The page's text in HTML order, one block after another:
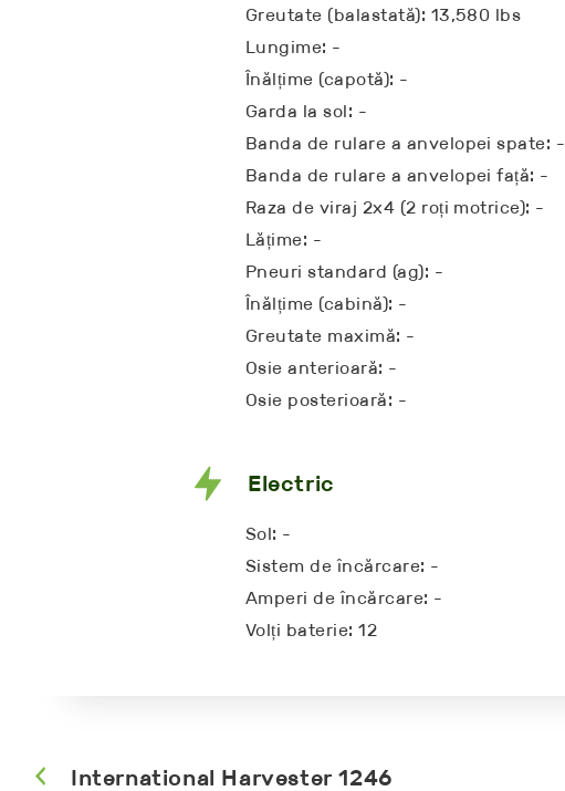
Greutate (balastată): 13,580 lbs
Lungime: -
Înălțime (capotă): -
Garda la sol: -
Banda de rulare a anvelopei spate: -
Banda de rulare a anvelopei față: -
Raza de viraj 2x4 (2 roți motrice): -
Lățime: -
Pneuri standard (ag): -
Înălțime (cabină): -
Greutate maximă: -
Osie anterioară: -
Osie posterioară: -
Electric
Sol: -
Sistem de încărcare: -
Amperi de încărcare: -
Volți baterie: 12
International Harvester 1246